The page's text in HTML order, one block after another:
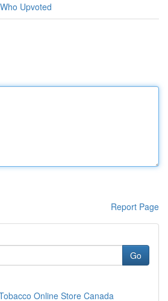
Who Upvoted
Report Page
Go
Online Store Canada